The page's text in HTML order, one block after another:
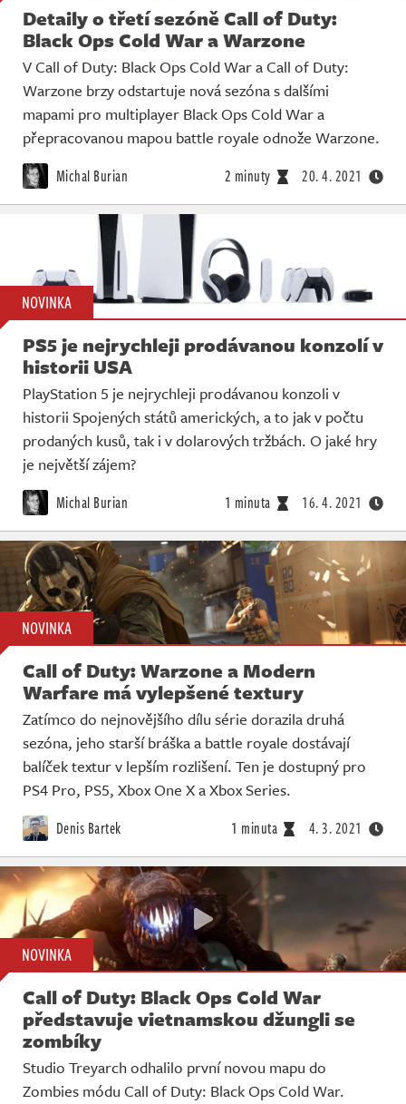
Detaily o třetí sezóně Call of Duty:
Black Ops Cold War a Warzone
V Call of Duty: Black Ops Cold War a Call of Duty:
Warzone brzy odstartuje nová sezóna s dalšími
mapami pro multiplayer Black Ops Cold War a
přepracovanou mapou battle royale odnože Warzone.
Michal Burian 2 minuty 20. 4. 2021
NOVINKA
PS5 je nejrychleji prodávanou konzolí v
historii USA
PlayStation 5 je nejrychleji prodávanou konzoli v
historii Spojených států amerických, a to jak v počtu
prodaných kusů, tak i v dolarových tržbách. O jaké hry
je největší zájem?
Michal Burian 1 minuta 16. 4. 2021
NOVINKA
Call of Duty: Warzone a Modern
Warfare má vylepšené textury
Zatímco do nejnovějšího dílu série dorazila druhá
sezóna, jeho starší bráška a battle royale dostávají
balíček textur v lepším rozlišení. Ten je dostupný pro
PS4 Pro, PS5, Xbox One X a Xbox Series.
Denis Bartek 1 minuta 4. 3. 2021
NOVINKA
Call of Duty: Black Ops Cold War
představuje vietnamskou džungli se
zombíky
Studio Treyarch odhalilo první novou mapu do
Zombies módu Call of Duty: Black Ops Cold War.